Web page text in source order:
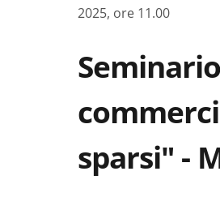
2025, ore 11.00
sparsi" -